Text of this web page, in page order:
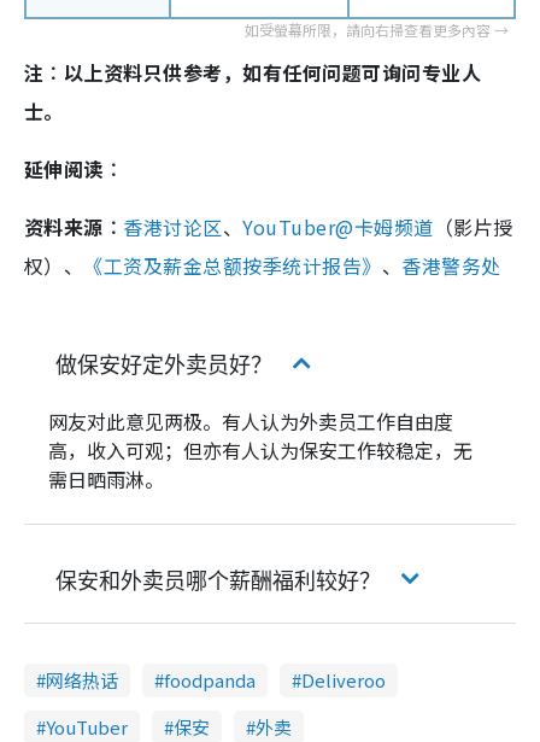
注︰以上资料只供参考，如有任何问题可询问专业人
士。
延伸阅读︰
资料来源︰ 香港讨论区、YouTuber@卡姆频道 （影片授
权）、
《工资及薪金总额按季统计报告》 、 香港警务处
做保安好定外卖员好？
网友对此意见两极。有人认为外卖员工作自由度
高，收入可观；但亦有人认为保安工作较稳定，无
需日晒雨淋。
保安和外卖员哪个薪酬福利较好？
网络热话 foodpanda
Deliveroo
YouTuber
保安 外卖